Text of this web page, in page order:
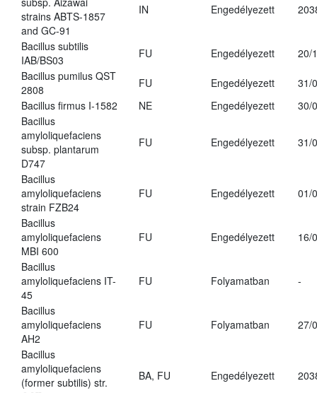
strains ABTS-1857
and GC-91
IN Engedélyezett
Bacillus subtilis
IAB/BS03
FU Engedélyezett
20/
Bacillus pumilus QST
2808
FU Engedélyezett
31/
Bacillus firmus I-1582
NE Engedélyezett
30/
Bacillus
amyloliquefaciens
subsp. plantarum
D747
FU Engedélyezett 31/
Bacillus
amyloliquefaciens
strain FZB24
FU Engedélyezett 01/
Bacillus
amyloliquefaciens
MBI 600
FU Engedélyezett 16/
Bacillus
amyloliquefaciens IT-
45
FU Folyamatban -
Bacillus
amyloliquefaciens
AH2
FU Folyamatban 27/
Bacillus
amyloliquefaciens
(former subtilis) str.
BA, FU Engedélyezett